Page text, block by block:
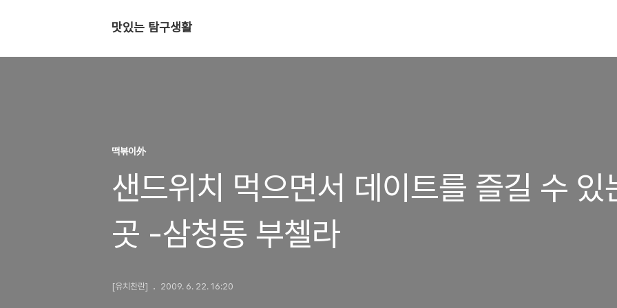
맛있는 탐구생활
떡볶이外
샌드위치 먹으면서 데이트를 즐길 수 있
곳 -삼청동 부첼라
[유치찬란] 2009. 6. 22. 16:20